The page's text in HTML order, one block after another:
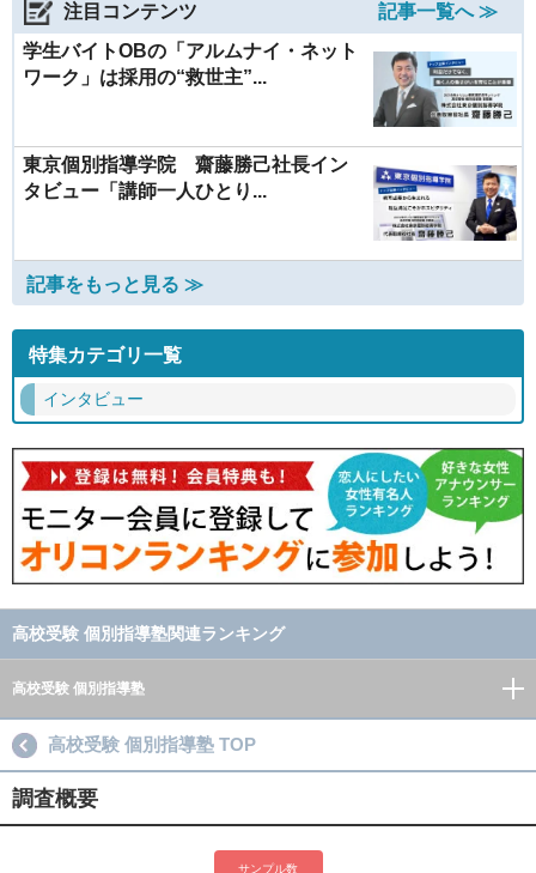
注目コンテンツ
記事一覧へ ≫
学生バイトOBの「アルムナイ・ネット
ワーク」は採用の“救世主”...
東京個別指導学院 齋藤勝己社長イン
タビュー「講師一人ひとり...
記事をもっと見る ≫
特集カテゴリ一覧
インタビュー
高校受験 個別指導塾関連ランキング
高校受験 個別指導塾
高校受験 個別指導塾 TOP
調査概要
サンプル数